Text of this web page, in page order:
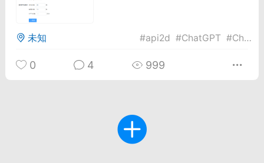
26 00:53
电脑端
者怎么接入Claude Opus 5 ？智创聚合
调用
Opus 5 已在 Claude、Claude
Max 的新默认模型，并成为
未知 #api2d #ChatGPT #ChatGPT项目
0 4 999